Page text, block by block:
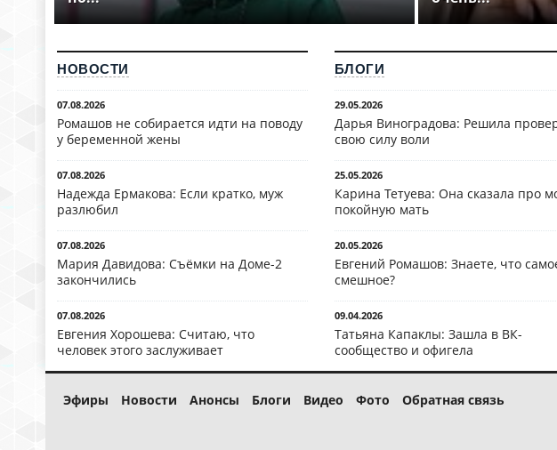
НОВОСТИ
07.08.2026
Ромашов не собирается идти на поводу
у беременной жены
07.08.2026
Надежда Ермакова: Если кратко, муж
разлюбил
07.08.2026
Мария Давидова: Съёмки на Доме-2
закончились
07.08.2026
Евгения Хорошева: Считаю, что
человек этого заслуживает
БЛОГИ
29.05.2026
Дарья Виноградова: Решила
свою силу воли
25.05.2026
Карина Тетуева: Она сказала про
покойную мать
20.05.2026
Евгений Ромашов: Знаете, что
смешное?
09.04.2026
Татьяна Капаклы: Зашла в ВК-
сообщество и офигела
Эфиры Новости Анонсы Блоги Видео Фото Обратная связь